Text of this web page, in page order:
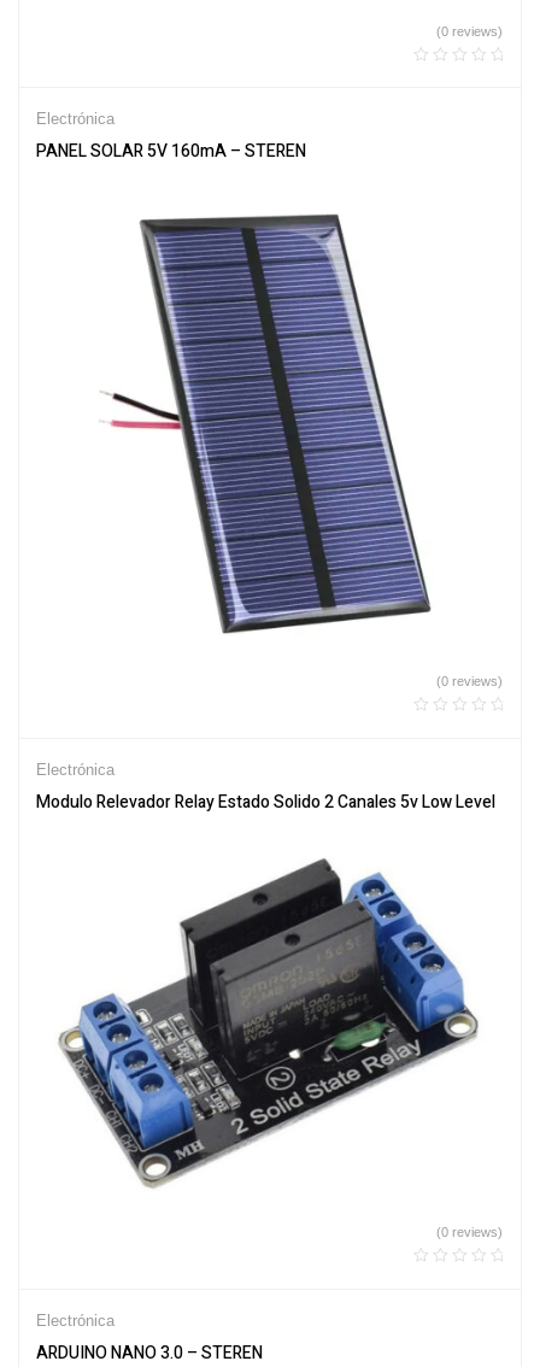
(0 reviews)
Electrónica
PANEL SOLAR 5V 160mA – STEREN
(0 reviews)
Electrónica
Modulo Relevador Relay Estado Solido 2 Canales 5v Low Level
(0 reviews)
Electrónica
ARDUINO NANO 3.0 – STEREN